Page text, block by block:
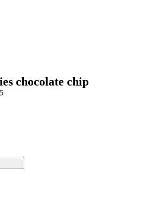
chocolate chip